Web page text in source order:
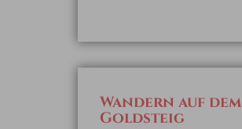
Wandern auf dem
Goldsteig